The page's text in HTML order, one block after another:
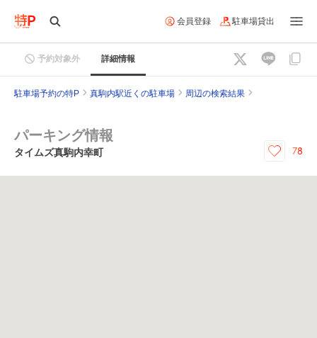
会員登録 駐車場貸出
予約対象外 詳細情報
駐車場予約の特P 真駒内駅近くの駐車場 周辺の検索結果
パーキング情報
タイムズ真駒内幸町 78